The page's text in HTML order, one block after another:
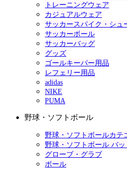
トレーニングウェア
カジュアルウェア
サッカースパイク・シュ
サッカーボール
サッカーバッグ
グッズ
ゴールキーパー用品
レフェリー用品
adidas
NIKE
PUMA
野球・ソフトボール
野球・ソフトボールカテ
野球・ソフトボール バッ
グローブ・グラブ
ボール